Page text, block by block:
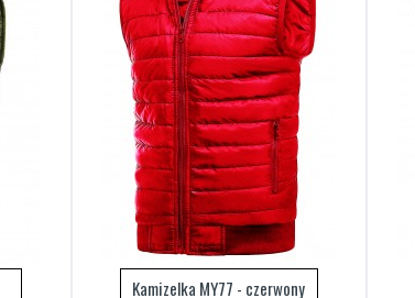
Kamizelka MY77 - czerwony